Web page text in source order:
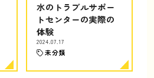
水のトラブルサポー
トセンターの実際の
体験
2024.07.17
未分類